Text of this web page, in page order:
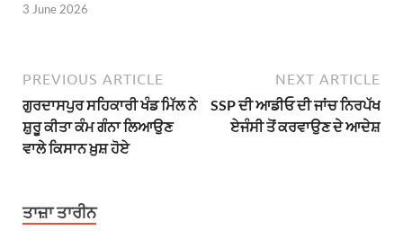
3 June 2026
PREVIOUS ARTICLE
ਗੁਰਦਾਸਪੁਰ ਸਹਿਕਾਰੀ ਖੰਡ ਮਿੱਲ ਨੇ
ਸ਼ੁਰੂ ਕੀਤਾ ਕੰਮ ਗੰਨਾ ਲਿਆਉਣ
ਵਾਲੇ ਕਿਸਾਨ ਖ਼ੁਸ਼ ਹੋਏ
NEXT ARTICLE
SSP ਦੀ ਆਡੀਓ ਦੀ ਜਾਂਚ ਨਿਰਪੱਖ
ਏਜੰਸੀ ਤੋਂ ਕਰਵਾਉਣ ਦੇ ਆਦੇਸ਼
ਤਾਜ਼ਾ ਤਾਰੀਨ